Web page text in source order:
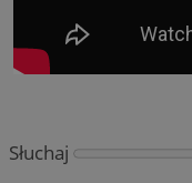
Słuchaj